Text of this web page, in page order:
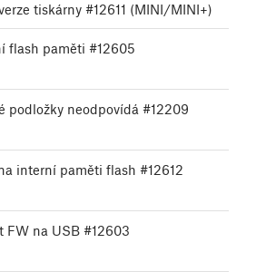
tiskárny #12611 (MINI/MINI+)
flash paměti #12605
podložky neodpovídá #12209
interní paměti flash #12612
FW na USB #12603